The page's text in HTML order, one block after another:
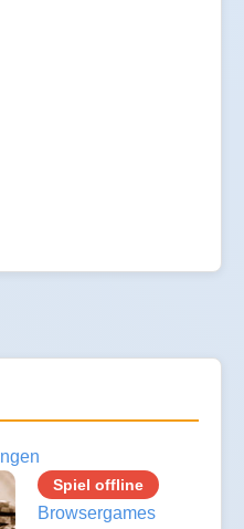
Spiel offline
Browsergames